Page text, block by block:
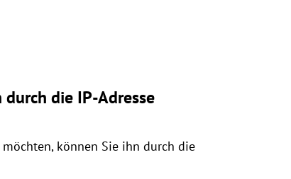
die IP-Adresse
können Sie ihn durch die